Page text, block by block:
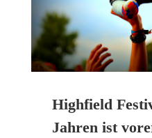
Highfield
Jahren ist